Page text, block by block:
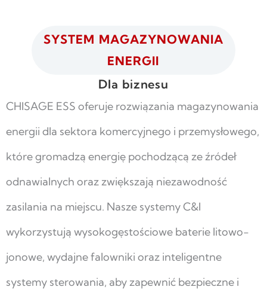
SYSTEM MAGAZYNOWANIA
ENERGII
Dla biznesu
CHISAGE ESS oferuje rozwiązania magazynowania
energii dla sektora komercyjnego i przemysłowego,
które gromadzą energię pochodzącą ze źródeł
odnawialnych oraz zwiększają niezawodność
zasilania na miejscu. Nasze systemy C&I
wykorzystują wysokogęstościowe baterie litowo-
jonowe, wydajne falowniki oraz inteligentne
systemy sterowania, aby zapewnić bezpieczne i